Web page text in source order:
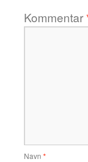
Kommentar
Navn *